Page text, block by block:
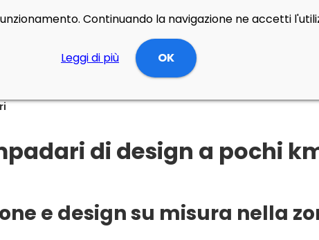
di design a pochi
e design su misura nella
Continuando la navigazione ne accetti
Leggi di più OK